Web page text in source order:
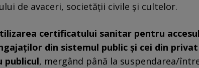
de avaceri, societății civile și cultelor.
certificatului sanitar pentru
din sistemul public și cei din
publicul, mergând până la suspendarea/